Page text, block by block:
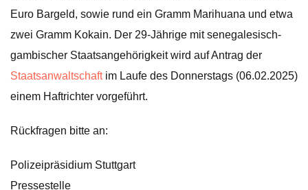
Euro Bargeld, sowie rund ein Gramm Marihuana und etwa
zwei Gramm Kokain. Der 29-Jährige mit senegalesisch-
gambischer Staatsangehörigkeit wird auf Antrag der
Staatsanwaltschaftim Laufe des Donnerstags (06.02.2025)
einem Haftrichter vorgeführt.
Rückfragen bitte an:
Polizeipräsidium Stuttgart
Pressestelle